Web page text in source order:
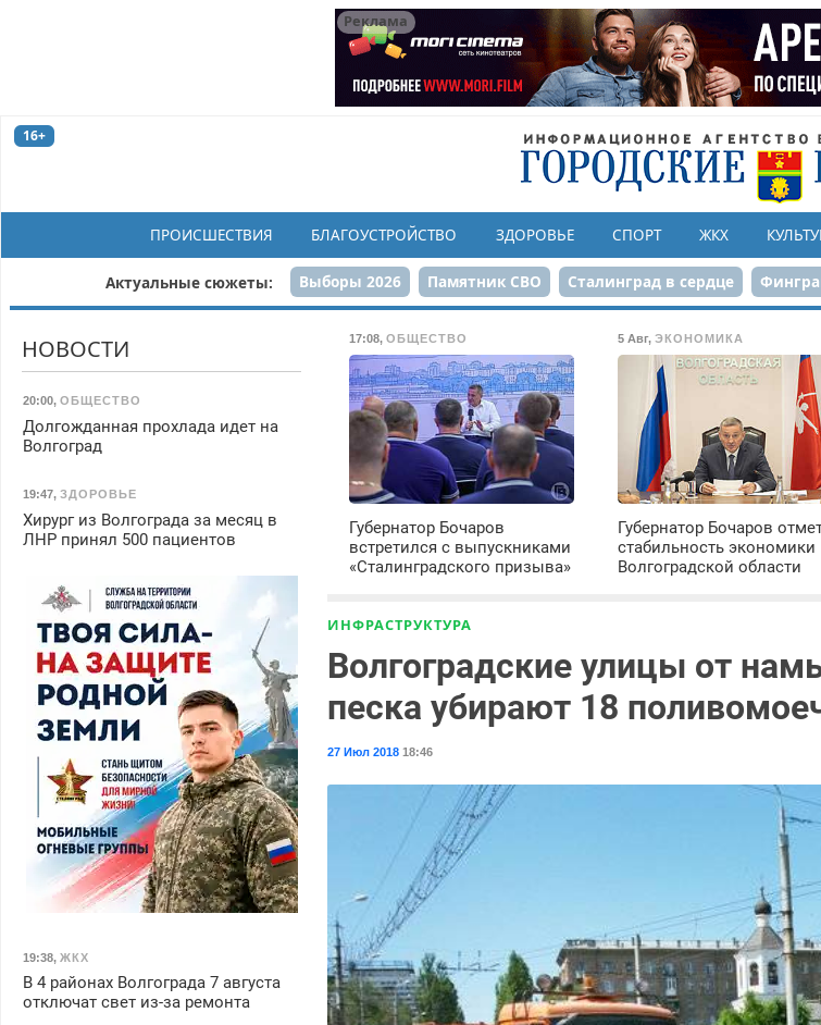
Реклама
16+
ПРОИСШЕСТВИЯ БЛАГОУСТРОЙСТВО ЗДОРОВЬЕ СПОРТ ЖКХ
Актуальные сюжеты: Выборы 2026 Памятник СВО Сталинград в сердце
80-летие Победы
17:08,ОБЩЕСТВО
Губернатор Бочаров
встретился с выпускниками
«Сталинградского призыва»
5 Авг,ЭКОНОМИКА
Губернатор Бочаров
стабильность экономики
Волгоградской области
ИНФРАСТРУКТУРА
Волгоградские улицы от
песка убирают 18
27 Июл 2018 18:46
НОВОСТИ
20:00, ОБЩЕСТВО
Долгожданная прохлада идет на
Волгоград
19:47, ЗДОРОВЬЕ
Хирург из Волгограда за месяц в
ЛНР принял 500 пациентов
19:38, ЖКХ
В 4 районах Волгограда 7 августа
отключат свет из-за ремонта